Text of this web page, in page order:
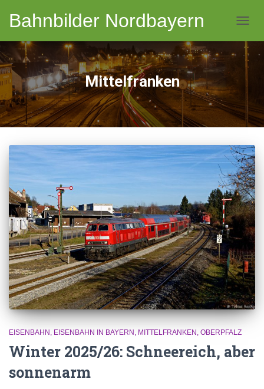
Bahnbilder Nordbayern
Mittelfranken
EISENBAHN EISENBAHN IN BAYERN MITTELFRANKEN OBERPFALZ
Winter 2025/26: Schneereich, aber
sonnenarm